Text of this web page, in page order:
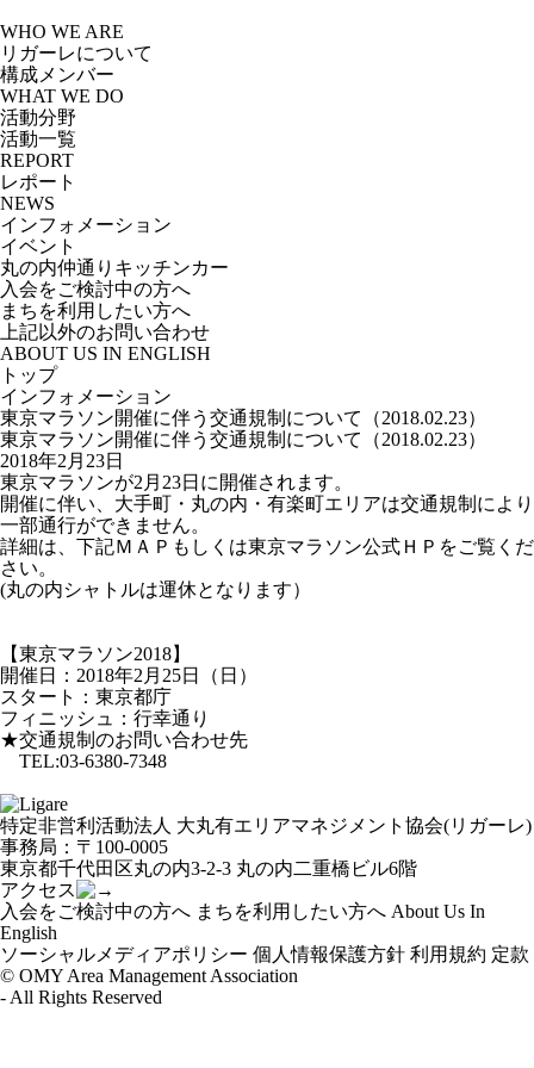
to
the
content
WHO WE ARE
リガーレについて
構成メンバー
WHAT WE DO
活動分野
活動一覧
REPORT
レポート
NEWS
インフォメーション
イベント
丸の内仲通りキッチンカー
入会をご検討中の方へ
まちを利用したい方へ
上記以外のお問い合わせ
ABOUT US IN ENGLISH
トップ
インフォメーション
東京マラソン開催に伴う交通規制について（2018.02.23）
東京マラソン開催に伴う交通規制について（2018.02.23）
2018年2月23日
東京マラソンが2月23日に開催されます。
開催に伴い、大手町・丸の内・有楽町エリアは交通規制により
一部通行ができません。
詳細は、下記ＭＡＰもしくは東京マラソン公式ＨＰをご覧くだ
さい。
(丸の内シャトルは運休となります）
【東京マラソン2018】
開催日：2018年2月25日（日）
スタート：東京都庁
フィニッシュ：行幸通り
★交通規制のお問い合わせ先
TEL:03-6380-7348
特定非営利活動法人 大丸有エリアマネジメント協会(リガーレ)
事務局：〒100-0005
東京都千代田区丸の内3-2-3 丸の内二重橋ビル6階
アクセス
入会をご検討中の方へ まちを利用したい方へ About Us In
English
ソーシャルメディアポリシー 個人情報保護方針 利用規約 定款
© OMY Area Management Association
- All Rights Reserved